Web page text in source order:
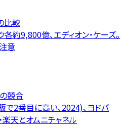
比較
各約9,800億、エディオン・ケーズ。
意
競合
2番目に高い、2024)、ヨドバ
天とオムニチャネル